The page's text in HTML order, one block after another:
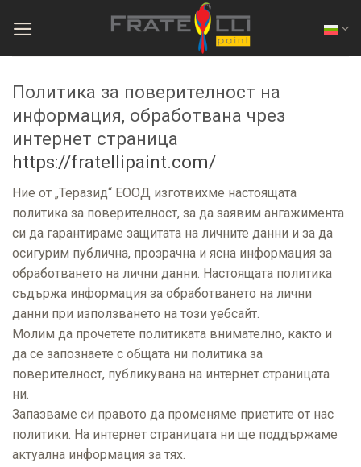
Политика за поверителност на
информация, обработвана чрез
интернет страница
https://fratellipaint.com/
Ние от „Теразид“ ЕООД изготвихме настоящата
политика за поверителност, за да заявим ангажимента
си да гарантираме защитата на личните данни и за да
осигурим публична, прозрачна и ясна информация за
обработването на лични данни. Настоящата политика
съдържа информация за обработването на лични
данни при използването на този уебсайт.
Молим да прочетете политиката внимателно, както и
да се запознаете с общата ни политика за
поверителност, публикувана на интернет страницата
ни.
Запазваме си правото да променяме приетите от нас
политики. На интернет страницата ни ще поддържаме
актуална информация за тях.